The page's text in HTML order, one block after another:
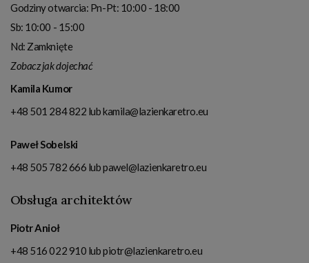
Godziny otwarcia: Pn-Pt: 10:00 - 18:00
Sb: 10:00 - 15:00
Nd: Zamknięte
Zobacz jak dojechać
Kamila Kumor
+48 501 284 822 lubkamila@lazienkaretro.eu
Paweł Sobelski
+48 505 782 666 lubpawel@lazienkaretro.eu
Obsługa architektów
Piotr Anioł
+48 516 022 910 lubpiotr@lazienkaretro.eu